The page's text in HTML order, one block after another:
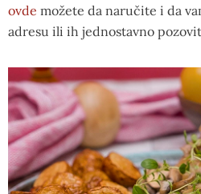
ovde možete da naručite i da
adresu ili ih jednostavno